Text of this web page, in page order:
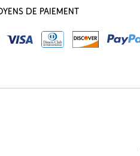
de Paiement